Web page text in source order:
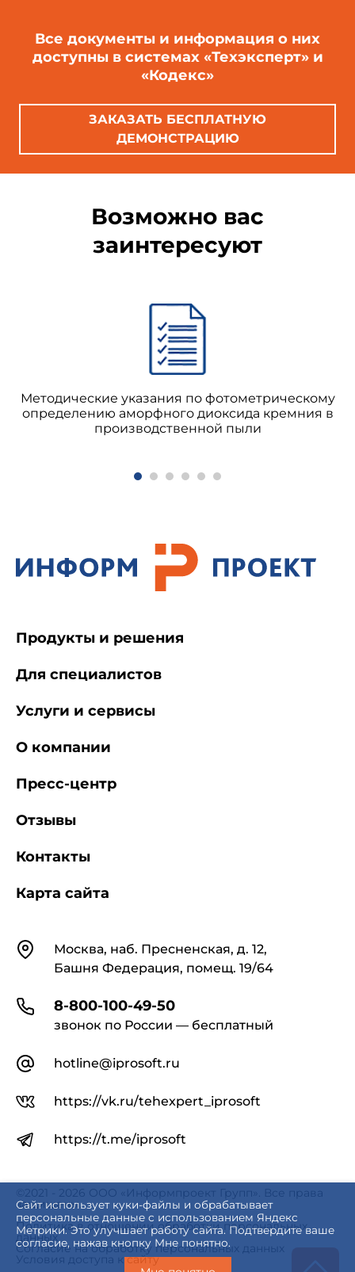
Все документы и информация о них
доступны в системах «Техэксперт» и
«Кодекс»
ЗАКАЗАТЬ БЕСПЛАТНУЮ
ДЕМОНСТРАЦИЮ
Возможно вас
заинтересуют
Методические указания по фотометрическому
определению аморфного диоксида кремния в
производственной пыли
Сайт использует куки-файлы и обрабатывает
персональные данные с использованием Яндекс
Метрики. Это улучшает работу сайта. Подтвердите ваше
согласие, нажав кнопку Мне понятно.
КонтактыМосква, наб. Пресненская, д. 12,
Башня Федерация, помещ. 19/64
8-800-100-49-50
звонок по России — бесплатный
hotline@iprosoft.ru
https://vk.ru/tehexpert_iprosoft
https://t.me/iprosoft
Продукты и решения
Для специалистов
Услуги и сервисы
О компании
Пресс-центр
Отзывы
Контакты
Карта сайта
©2021 - 2026 ООО «Информпроект Групп». Все права
защищены.
Политика в отношении обработки персональных
данных
Согласие на обработку персональных данных
Условия доступа к сайту